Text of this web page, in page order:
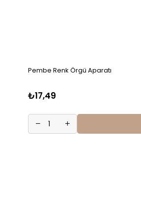
Pembe Renk Örgü Aparatı
₺17,49